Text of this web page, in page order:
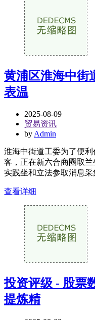
黄浦区淮海中街
表温
2025-08-09
贸易资讯
byAdmin
淮海中街道工委为了便
客，正在新六合商圈取
实践坐和立法参取消息采
查看详细
投资评级 - 股票
提炼精